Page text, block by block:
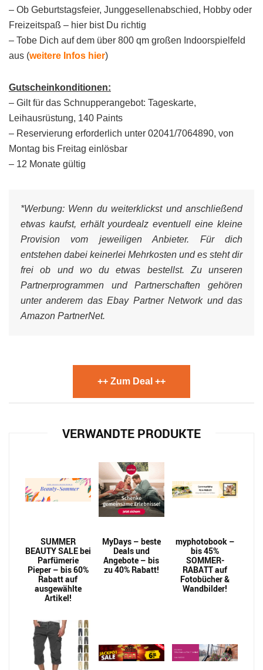
– Ob Geburtstagsfeier, Junggesellenabschied, Hobby oder
Freizeitspaß – hier bist Du richtig
– Tobe Dich auf dem über 800 qm großen Indoorspielfeld
aus (weitere Infos hier)
Gutscheinkonditionen:
– Gilt für das Schnupperangebot: Tageskarte,
Leihausrüstung, 140 Paints
– Reservierung erforderlich unter 02041/7064890, von
Montag bis Freitag einlösbar
– 12 Monate gültig
*Werbung: Wenn du weiterklickst und anschließend
etwas kaufst, erhält yourdealz eventuell eine kleine
Provision vom jeweiligen Anbieter. Für dich
entstehen dabei keinerlei Mehrkosten und es steht dir
frei ob und wo du etwas bestellst. Zu unseren
Partnerprogrammen und Partnerschaften gehören
unter anderem das Ebay Partner Network und das
Amazon PartnerNet.
++ Zum Deal ++
VERWANDTE PRODUKTE
SUMMER
BEAUTY SALE bei
Parfümerie
Pieper – bis 60%
Rabatt auf
ausgewählte
Artikel!
MyDays – beste
Deals und
Angebote – bis
zu 40% Rabatt!
myphotobook –
bis 45%
SOMMER-
RABATT auf
Fotobücher &
Wandbilder!